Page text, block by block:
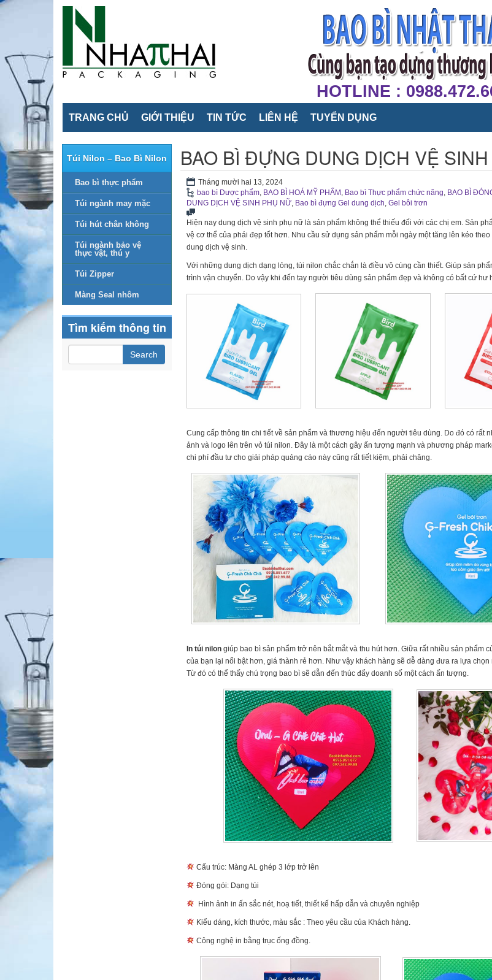
HOTLINE :
TRANG CHỦ GIỚI THIỆU TIN TỨC LIÊN HỆ TUYỂN DỤNG
Túi Nilon – Bao Bì Nilon
Bao bì thực phẩm
Túi ngành may mặc
Túi hút chân không
Túi ngành bảo vệ
thực vật, thú y
Túi Zipper
Màng Seal nhôm
Tìm kiếm thông tin
BAO BÌ ĐỰNG DUNG DỊCH VỆ
Tháng mười hai 13, 2024
bao bì Dược phẩm, BAO BÌ HOÁ MỸ PHẨM , Bao bì Thực phẩm chức năng, BAO BÌ
DUNG DỊCH VỆ SINH PHỤ NỮ, Bao bì đựng Gel dung dịch, Gel bôi trơn
Hiện nay dung dịch vệ sinh phụ nữ là sản phẩm không thể thiếu đối với các chị em. Sản
vệ cơ thể của phái đẹp tốt hơn. Nhu cầu sử dụng sản phẩm mỗi ngày một tăng lên kéo
dung dịch vệ sinh.
Với những dung dịch dạng lỏng, túi nilon chắc chắn là điều vô cùng cần thiết. Giúp sản
trình vận chuyển. Do vậy khi đến tay người tiêu dùng sản phẩm đẹp và không có bất cứ hư
Cung cấp thông tin chi tiết về sản phẩm và thương hiệu đến người tiêu dùng. Do đó có rất
ảnh và logo lên trên vỏ túi nilon. Đây là một cách gây ấn tượng mạnh và phương pháp
chi phí đầu tư cho giải pháp quảng cáo này cũng rất tiết kiệm, phải chăng.
In túi nilongiúp bao bì sản phẩm trở nên bắt mắt và thu hút hơn. Giữa rất nhiều sản phẩm
của bạn lại nổi bật hơn, giá thành rẻ hơn. Như vậy khách hàng sẽ dễ dàng đưa ra lựa chọn
Từ đó có thể thấy chú trọng bao bì sẽ dẫn đến thúc đẩy doanh số một cách ấn tượng.
Cấu trúc: Màng AL ghép 3 lớp trở lên
Đóng gói: Dạng túi
Hình ảnh in ấn sắc nét, hoạ tiết, thiết kế hấp dẫn và chuyên nghiệp
Kiểu dáng, kích thước, màu sắc : Theo yêu cầu của Khách hàng.
Công nghệ in bằng trục ống đồng.